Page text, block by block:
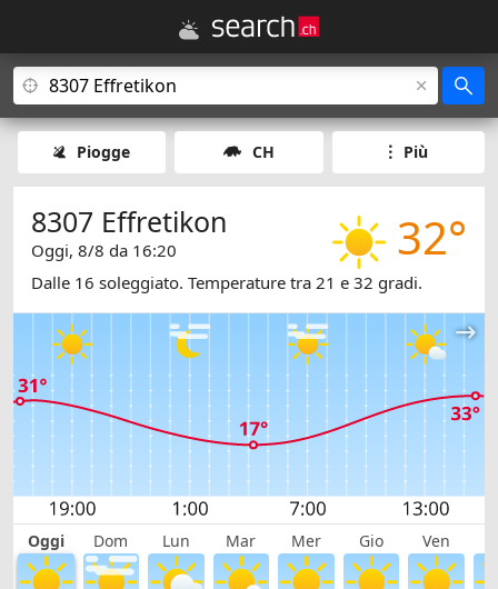
Piogge CH Più
32°
8307 Effretikon
Oggi, 8/8 da 16:20
Dalle 16 soleggiato. Temperature tra 21 e 32 gradi.
Oggi Dom Lun Mar Mer Gio Ven